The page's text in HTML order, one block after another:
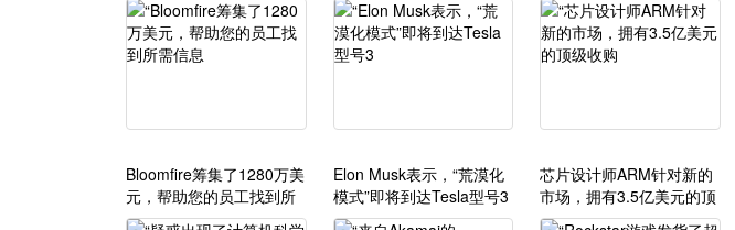
Bloomfire筹集了1280万美
元，帮助您的员工找到所
需信息
Elon Musk表示，“荒漠化
模式”即将到达Tesla型号3
芯片设计师ARM针对新的
市场，拥有3.5亿美元的顶
级收购